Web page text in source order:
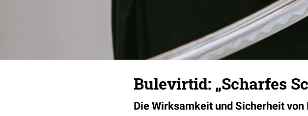
Bulevirtid: „Scharfes
Die Wirksamkeit und Sicherheit